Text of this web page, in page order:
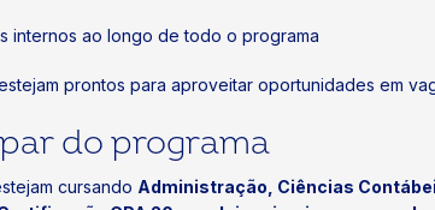
internos ao longo de todo o programa
prontos para aproveitar oportunidades em
do programa
cursando Administração, Ciências